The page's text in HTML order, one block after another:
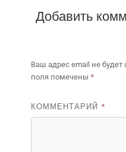
Добавить
Ваш адрес email не будет
поля помечены *
КОММЕНТАРИЙ *